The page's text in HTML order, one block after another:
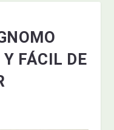
FÁCIL DE